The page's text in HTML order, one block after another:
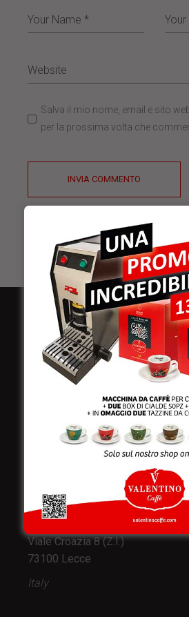
Salva il mio nome, email e sito
per la prossima volta che
INVIA COMMENTO
e produzione:
Viale Croazia 8 (Z.I.)
73100 Lecce
Italy